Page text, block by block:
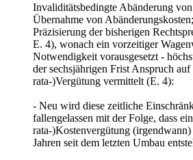
Invaliditätsbedingte Abänderung
Übernahme von
Präzisierung der bisherigen
E. 4), wonach ein vorzeitiger
Notwendigkeit vorausgesetzt -
der sechsjährigen Frist Anspruch
rata-)Vergütung vermittelt (E. 4):
- Neu wird diese zeitliche
fallengelassen mit der Folge, dass
rata-)Kostenvergütung
Jahren seit dem letzten Umbau